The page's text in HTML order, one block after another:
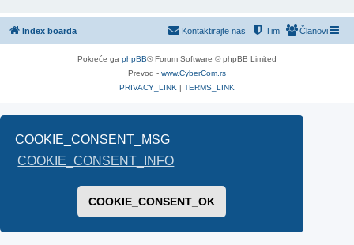
COOKIE_CONSENT_MSG
COOKIE_CONSENT_INFO
COOKIE_CONSENT_OK
Index boarda Članovi
Tim
Kontaktirajte nas
Pokreće ga phpBB® Forum Software © phpBB Limited
Prevod - www.CyberCom.rs
PRIVACY_LINK | TERMS_LINK